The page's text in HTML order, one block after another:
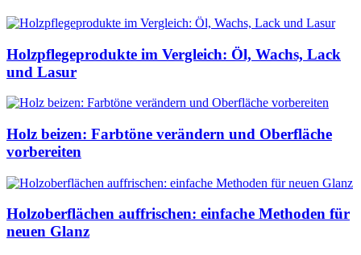
Holzpflegeprodukte im Vergleich: Öl, Wachs, Lack
und Lasur
Holz beizen: Farbtöne verändern und Oberfläche
vorbereiten
Holzoberflächen auffrischen: einfache Methoden für
neuen Glanz